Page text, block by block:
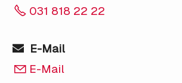
031 818 22 22
E-Mail
E-Mail